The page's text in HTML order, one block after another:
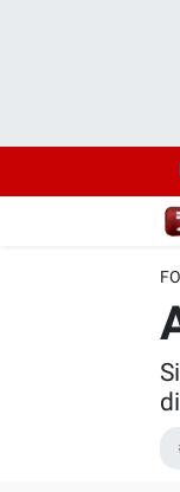
Yayın Akışı
TV 5 Ekranı